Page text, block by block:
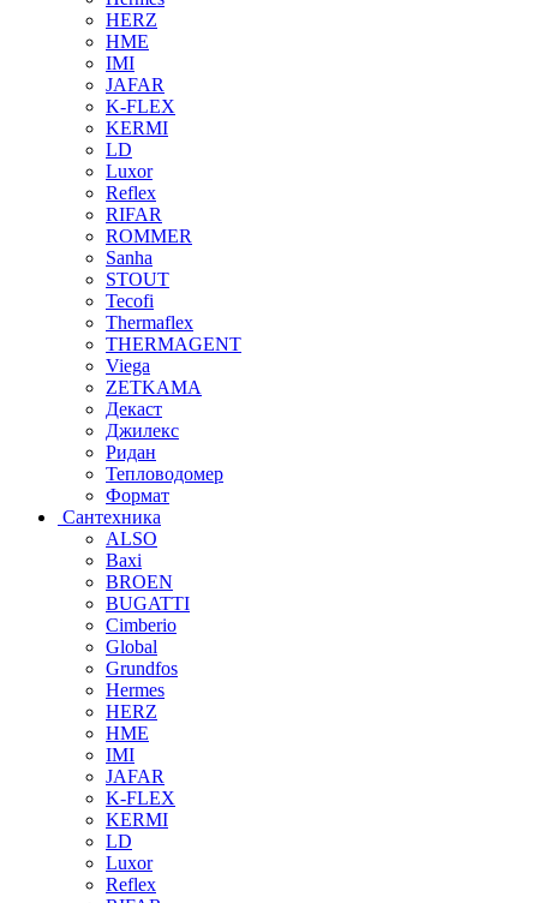
HERZ
HME
IMI
JAFAR
K-FLEX
KERMI
LD
Luxor
Reflex
RIFAR
ROMMER
Sanha
STOUT
Tecofi
Thermaflex
THERMAGENT
Viega
ZETKAMA
Декаст
Джилекс
Ридан
Тепловодомер
Формат
Сантехника
ALSO
Baxi
BROEN
BUGATTI
Cimberio
Global
Grundfos
Hermes
HERZ
HME
IMI
JAFAR
K-FLEX
KERMI
LD
Luxor
Reflex